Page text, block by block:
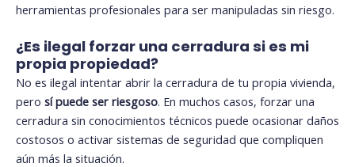
herramientas profesionales para ser manipuladas sin riesgo.
¿Es ilegal forzar una cerradura si es mi
propia propiedad?
No es ilegal intentar abrir la cerradura de tu propia vivienda,
pero sí puede ser riesgoso. En muchos casos, forzar una
cerradura sin conocimientos técnicos puede ocasionar daños
costosos o activar sistemas de seguridad que compliquen
aún más la situación.